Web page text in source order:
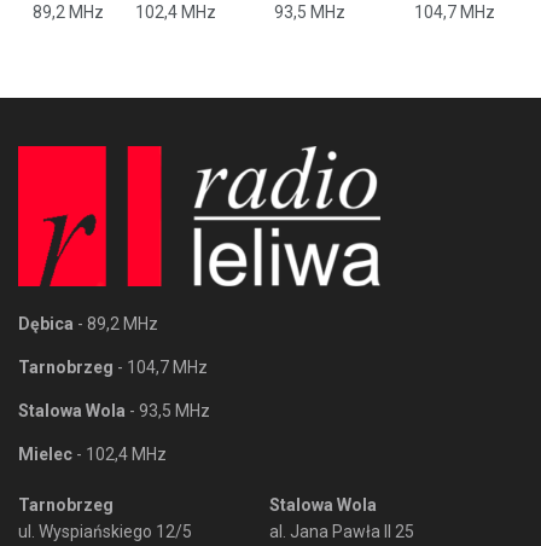
89,2 MHz
102,4 MHz 93,5 MHz 104,7 MHz
Dębica - 89,2 MHz
Tarnobrzeg - 104,7 MHz
Stalowa Wola - 93,5 MHz
Mielec - 102,4 MHz
Tarnobrzeg
ul. Wyspiańskiego 12/5
Stalowa Wola
al. Jana Pawła II 25